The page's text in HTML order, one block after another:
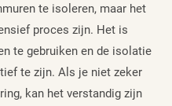
te isoleren, maar het
proces zijn. Het is
te gebruiken en de isolatie
te zijn. Als je niet zeker
kan het verstandig zijn